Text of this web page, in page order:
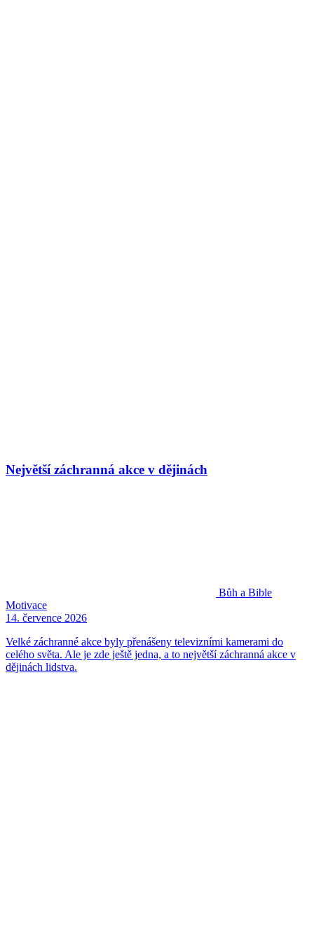
Největší záchranná akce v dějinách
Bůh a Bible
Motivace
14. července 2026
Velké záchranné akce byly přenášeny televizními kamerami do
celého světa. Ale je zde ještě jedna, a to největší záchranná akce v
dějinách lidstva.